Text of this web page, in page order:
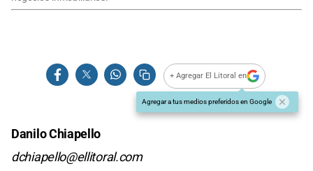
+ Agregar El Litoral en
Agregar a tus medios preferidos en Google
Danilo Chiapello
dchiapello@ellitoral.com